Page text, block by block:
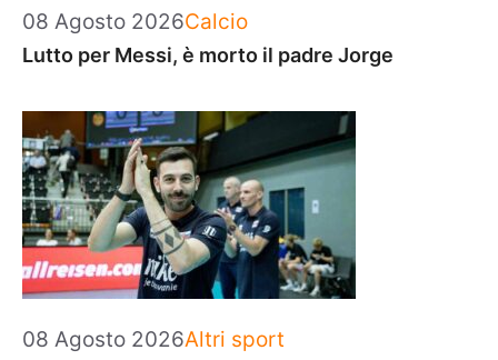
08 Agosto 2026Categorie
Calcio
Lutto per Messi, è morto il padre Jorge
08 Agosto 2026Categorie
Altri sport